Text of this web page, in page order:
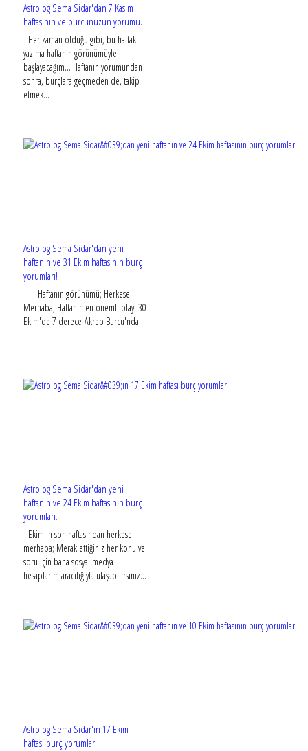
Astrolog Sema Sidar'dan 7 Kasım
haftasının ve burcunuzun yorumu.
Her zaman olduğu gibi, bu haftaki
yazıma haftanın görünümüyle
başlayacağım... Haftanın yorumundan
sonra, burçlara geçmeden de, takip
etmek...
Astrolog Sema Sidar'dan yeni
haftanın ve 31 Ekim haftasının burç
yorumları!
Haftanın görünümü; Herkese
Merhaba, Haftanın en önemli olayı 30
Ekim'de 7 derece Akrep Burcu'nda...
Astrolog Sema Sidar'dan yeni
haftanın ve 24 Ekim haftasının burç
yorumları.
Ekim'in son haftasından herkese
merhaba; Merak ettiğiniz her konu ve
soru için bana sosyal medya
hesaplarım aracılığıyla ulaşabilirsiniz...
Astrolog Sema Sidar'ın 17 Ekim
haftası burç yorumları